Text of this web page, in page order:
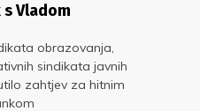
Vladom
obrazovanja,
sindikata javnih
zahtjev za hitnim